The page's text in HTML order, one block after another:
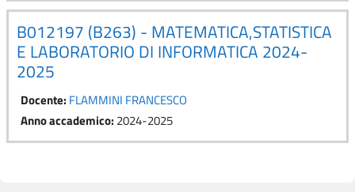
B012197 (B263) - MATEMATICA,STATISTICA
E LABORATORIO DI INFORMATICA 2024-
2025
Docente: FLAMMINI FRANCESCO
Anno accademico: 2024-2025